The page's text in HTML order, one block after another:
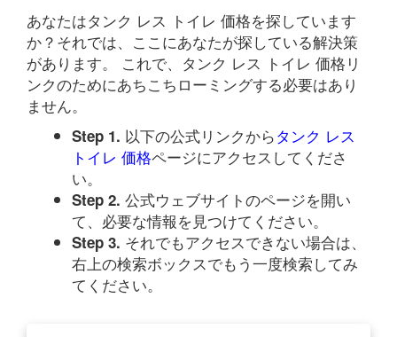
あなたはタンク レス トイレ 価格を探しています
か？それでは、ここにあなたが探している解決策
があります。 これで、タンク レス トイレ 価格リ
ンクのためにあちこちローミングする必要はあり
ません。
Step 1. 以下の公式リンクからタンク レス
トイレ 価格ページにアクセスしてくださ
い。
Step 2. 公式ウェブサイトのページを開い
て、必要な情報を見つけてください。
Step 3. それでもアクセスできない場合は、
右上の検索ボックスでもう一度検索してみ
てください。